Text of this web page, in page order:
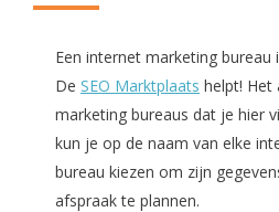
Een internet marketing bureau
De SEO Marktplaats helpt! Het
marketing bureaus dat je hier
kun je op de naam van elke
bureau kiezen om zijn
afspraak te plannen.